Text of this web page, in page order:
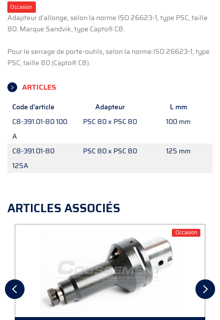
Occasion
Adapteur d'allonge, selon la norme ISO 26623-1, type PSC, taille
80. Marque Sandvik, type Capto® C8.
Pour le serrage de porte-outils, selon la norme ISO 26623-1, type
PSC, taille 80 (Capto® C8).
ARTICLES
Code d'article Adapteur
L mm
C8-391.01-80 100
A
PSC 80 x PSC 80 100 mm
C8-391.01-80
125A
PSC 80 x PSC 80 125 mm
ARTICLES ASSOCIÉS
Occasion